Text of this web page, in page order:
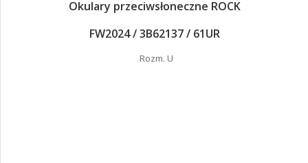
Okulary przeciwsłoneczne ROCK
FW2024 / 3B62137 / 61UR
Rozm. U